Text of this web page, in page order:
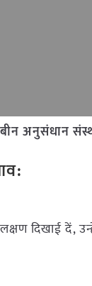
अनुसंधान
दिखाई दें,